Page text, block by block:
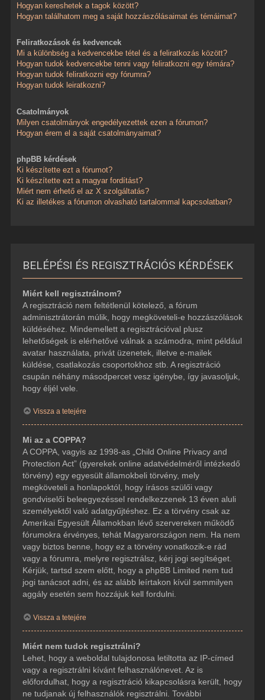
Hogyan kereshetek a tagok között?
Hogyan találhatom meg a saját hozzászólásaimat és témáimat?
Feliratkozások és kedvencek
Mi a különbség a kedvencekbe tétel és a feliratkozás között?
Hogyan tudok kedvencekbe tenni vagy feliratkozni egy témára?
Hogyan tudok feliratkozni egy fórumra?
Hogyan tudok leiratkozni?
Csatolmányok
Milyen csatolmányok engedélyezettek ezen a fórumon?
Hogyan érem el a saját csatolmányaimat?
phpBB kérdések
Ki készítette ezt a fórumot?
Ki készítette ezt a magyar fordítást?
Miért nem érhető el az X szolgáltatás?
Ki az illetékes a fórumon olvasható tartalommal kapcsolatban?
BELÉPÉSI ÉS REGISZTRÁCIÓS KÉRDÉSEK
Miért kell regisztrálnom?
A regisztráció nem feltétlenül kötelező, a fórum
adminisztrátorán múlik, hogy megköveteli-e hozzászólások
küldéséhez. Mindemellett a regisztrációval plusz
lehetőségek is elérhetővé válnak a számodra, mint például
avatar használata, privát üzenetek, illetve e-mailek
küldése, csatlakozás csoportokhoz stb. A regisztráció
csupán néhány másodpercet vesz igénybe, így javasoljuk,
hogy éljél vele.
Vissza a tetejére
Mi az a COPPA?
A COPPA, vagyis az 1998-as „Child Online Privacy and
Protection Act” (gyerekek online adatvédelméről intézkedő
törvény) egy egyesült államokbeli törvény, mely
megköveteli a honlapoktól, hogy írásos szülői vagy
gondviselői beleegyezéssel rendelkezzenek 13 éven aluli
személyektől való adatgyűjtéshez. Ez a törvény csak az
Amerikai Egyesült Államokban lévő szervereken működő
fórumokra érvényes, tehát Magyarországon nem. Ha nem
vagy biztos benne, hogy ez a törvény vonatkozik-e rád
vagy a fórumra, melyre regisztrálsz, kérj jogi segítséget.
Kérjük, tartsd szem előtt, hogy a phpBB Limited nem tud
jogi tanácsot adni, és az alább leírtakon kívül semmilyen
aggály esetén sem hozzájuk kell fordulni.
Vissza a tetejére
Miért nem tudok regisztrálni?
Lehet, hogy a weboldal tulajdonosa letiltotta az IP-címed
vagy a regisztrálni kívánt felhasználónevet. Az is
előfordulhat, hogy a regisztráció kikapcsolásra került, hogy
ne tudjanak új felhasználók regisztrálni. További